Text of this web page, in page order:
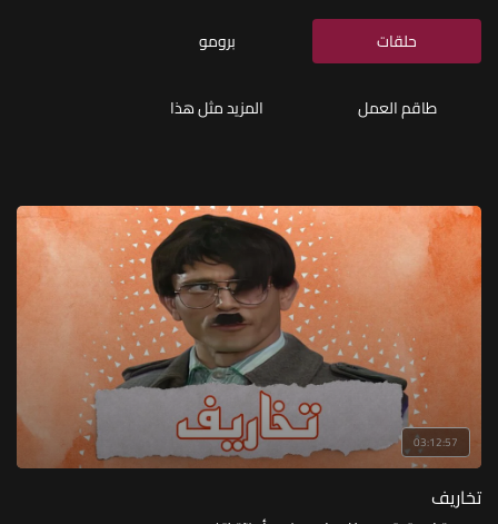
حلقات برومو
طاقم العمل المزيد مثل هذا
03:12:57
تخاريف